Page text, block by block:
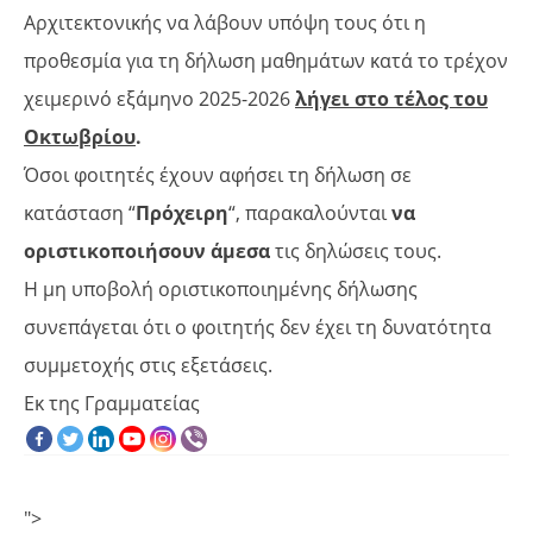
Αρχιτεκτονικής να λάβουν υπόψη τους ότι η
προθεσμία για τη δήλωση μαθημάτων κατά το τρέχον
χειμερινό εξάμηνο 2025-2026λήγει στο τέλος του
Οκτωβρίου.
Όσοι φοιτητές έχουν αφήσει τη δήλωση σε
κατάσταση “Πρόχειρη“, παρακαλούνταινα
οριστικοποιήσουν άμεσατις δηλώσεις τους.
Η μη υποβολή οριστικοποιημένης δήλωσης
συνεπάγεται ότι ο φοιτητής δεν έχει τη δυνατότητα
συμμετοχής στις εξετάσεις.
Εκ της Γραμματείας
">